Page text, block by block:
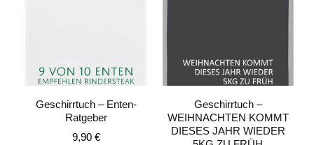
Geschirrtuch – Enten-
Ratgeber
9,90 €
Geschirrtuch –
WEIHNACHTEN KOMMT
DIESES JAHR WIEDER